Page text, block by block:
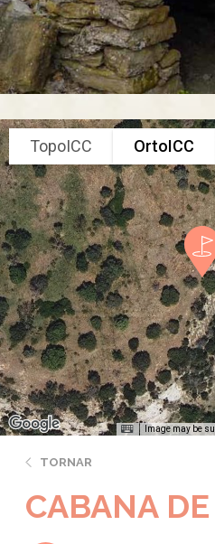
TopoICC OrtoICC
Image may be
TORNAR
CABANA